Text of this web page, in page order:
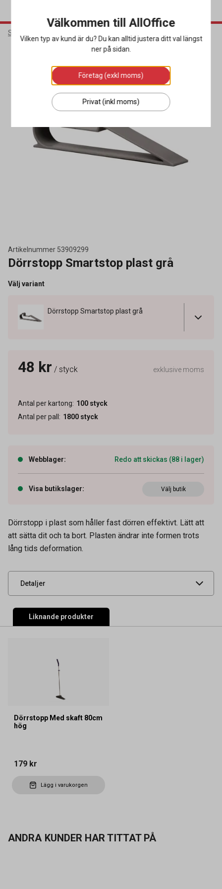
Städ & Hygien
Artikelnummer 53909299
Dörrstopp Smartstop plast grå
Välj variant
Dörrstopp Smartstop plast grå
48 kr / styck exklusive moms
Antal per kartong: 100 styck
Antal per pall : 1800 styck
Webblager: Redo att skickas (88 i lager)
Visa butikslager: Välj butik
Dörrstopp i plast som håller fast dörren effektivt. Lätt att
att sätta dit och ta bort. Plasten ändrar inte formen trots
lång tids deformation.
Detaljer
Tidigare artikelnummer 300812,300675
Leverantörens
UNSPSC 47131800
Liknande produkter
Dörrstopp Med skaft 80cm
hög
179 kr
Lägg i varukorgen
ANDRA KUNDER HAR TITTAT PÅ
Välkommen till AllOffice
Vilken typ av kund är du? Du kan alltid justera ditt val längst
ner på sidan.
Företag (exkl moms)
Privat (inkl moms)